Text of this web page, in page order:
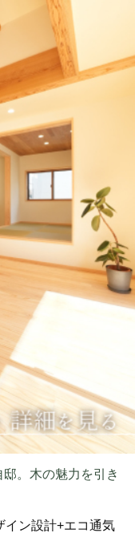
。木の魅力を引き
イン設計+エコ通気